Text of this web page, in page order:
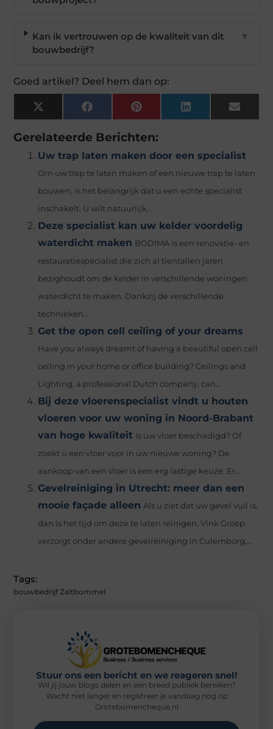
Kan ik vertrouwen op de kwaliteit van dit
bouwbedrijf?
▼
Goed artikel? Deel hem dan op:
X
(Twitter)
FacebookPinterest LinkedIn Email
Gerelateerde Berichten:
Uw trap laten maken door een specialist
Om uw trap te laten maken of een nieuwe trap te laten
bouwen, is het belangrijk dat u een echte specialist
inschakelt. U wilt natuurlijk...
Deze specialist kan uw kelder voordelig
waterdicht maken BODIMA is een renovatie- en
restauratiespecialist die zich al tientallen jaren
bezighoudt om de kelder in verschillende woningen
waterdicht te maken. Dankzij de verschillende
technieken...
Get the open cell ceiling of your dreams
Have you always dreamt of having a beautiful open cell
ceiling in your home or office building? Ceilings and
Lighting, a professional Dutch company, can...
Bij deze vloerenspecialist vindt u houten
vloeren voor uw woning in Noord-Brabant
van hoge kwaliteit Is uw vloer beschadigd? Of
zoekt u een vloer voor in uw nieuwe woning? De
aankoop van een vloer is een erg lastige keuze. Er...
Gevelreiniging in Utrecht: meer dan een
mooie façade alleen Als u ziet dat uw gevel vuil is,
dan is het tijd om deze te laten reinigen. Vink Groep
verzorgt onder andere gevelreiniging in Culemborg,...
Tags:
bouwbedrijf Zaltbommel
Stuur ons een bericht en we reageren snel!
Wil jij jouw blogs delen en een breed publiek bereiken?
Wacht niet langer en registreer je vandaag nog op
Grotebomencheque.nl